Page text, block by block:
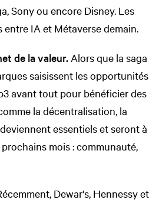
Sony ou encore Disney. Les
IA et Métaverse demain.
de la valeur. Alors que la saga
saisissent les opportunités
avant tout pour bénéficier des
la décentralisation, la
essentiels et seront à
mois : communauté,
Dewar's, Hennessy et